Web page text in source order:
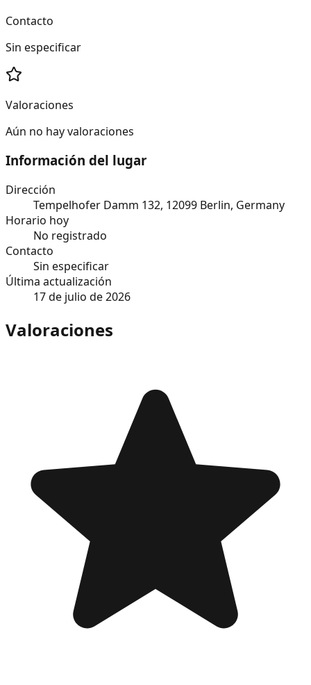
Contacto
Sin especificar
Valoraciones
Aún no hay valoraciones
Información del lugar
Dirección
Tempelhofer Damm 132, 12099 Berlin, Germany
Horario hoy
No registrado
Contacto
Sin especificar
Última actualización
17 de julio de 2026
Valoraciones